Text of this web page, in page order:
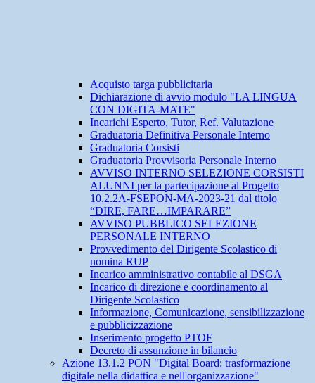
Acquisto targa pubblicitaria
Dichiarazione di avvio modulo "LA LINGUA
CON DIGITA-MATE"
Incarichi Esperto, Tutor, Ref. Valutazione
Graduatoria Definitiva Personale Interno
Graduatoria Corsisti
Graduatoria Provvisoria Personale Interno
AVVISO INTERNO SELEZIONE CORSISTI
ALUNNI per la partecipazione al Progetto
10.2.2A-FSEPON-MA-2023-21 dal titolo
“DIRE, FARE…IMPARARE”
AVVISO PUBBLICO SELEZIONE
PERSONALE INTERNO
Provvedimento del Dirigente Scolastico di
nomina RUP
Incarico amministrativo contabile al DSGA
Incarico di direzione e coordinamento al
Dirigente Scolastico
Informazione, Comunicazione, sensibilizzazione
e pubblicizzazione
Inserimento progetto PTOF
Decreto di assunzione in bilancio
Azione 13.1.2 PON "Digital Board: trasformazione
digitale nella didattica e nell'organizzazione"